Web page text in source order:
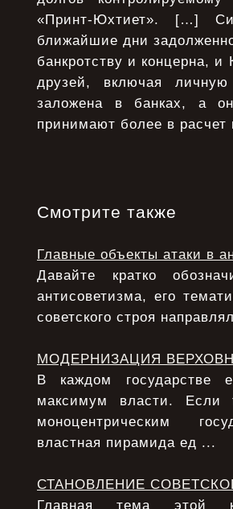
«Принт-Юхтиет». […]
ближайшие дни
банкротству и концерна,
друзей, включая личную
заложена в банках, а
принимают более в расчет
Смотрите также
Главные объекты атаки в
Давайте кратко
антисоветизма, его
советского строя
МОДЕРНИЗАЦИЯ
В каждом государстве
максимум власти.
моноцентрическим
властная пирамида ед ...
СТАНОВЛЕНИЕ
Главная тема этой